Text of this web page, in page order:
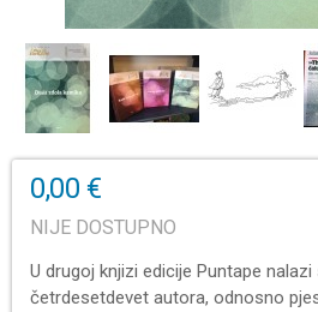
0,00 €
NIJE DOSTUPNO
U drugoj knjizi edicije Puntape
četrdesetdevet autora, odnosno